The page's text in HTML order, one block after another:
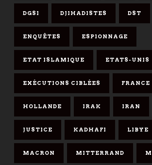
DGSI DJIHADISTES DST
ENQUÊTES ESPIONNAGE
ETAT ISLAMIQUE ETATS-UNIS
EXÉCUTIONS CIBLÉES FRANCE
HOLLANDE IRAK IRAN
JUSTICE KADHAFI LIBYE
MACRON MITTERRAND